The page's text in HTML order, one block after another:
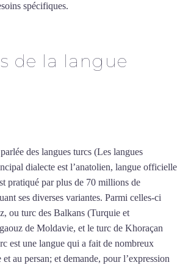
spécifiques.
de la langue
des langues turcs (Les langues
dialecte est l’anatolien, langue officielle
pratiqué par plus de 70 millions de
ses diverses variantes. Parmi celles-ci
ou turc des Balkans (Turquie et
de Moldavie, et le turc de Khoraçan
est une langue qui a fait de nombreux
et au persan; et demande, pour l’expression